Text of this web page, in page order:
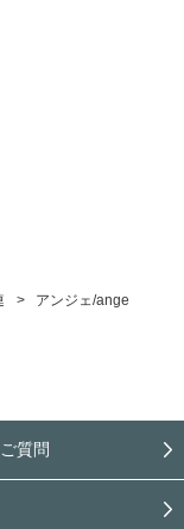
> アンジェ/ange
質問